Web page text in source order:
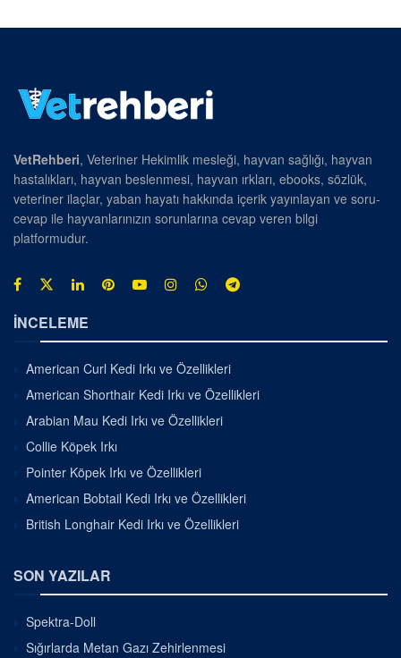
VetRehberi, Veteriner Hekimlik mesleği, hayvan sağlığı, hayvan
hastalıkları, hayvan beslenmesi, hayvan ırkları, ebooks, sözlük,
veteriner ilaçlar, yaban hayatı hakkında içerik yayınlayan ve soru-
cevap ile hayvanlarınızın sorunlarına cevap veren bilgi
platformudur.
İNCELEME
American Curl Kedi Irkı ve Özellikleri
American Shorthair Kedi Irkı ve Özellikleri
Arabian Mau Kedi Irkı ve Özellikleri
Collie Köpek Irkı
Pointer Köpek Irkı ve Özellikleri
American Bobtail Kedi Irkı ve Özellikleri
British Longhair Kedi Irkı ve Özellikleri
SON YAZILAR
Spektra-Doll
Sığırlarda Metan Gazı Zehirlenmesi